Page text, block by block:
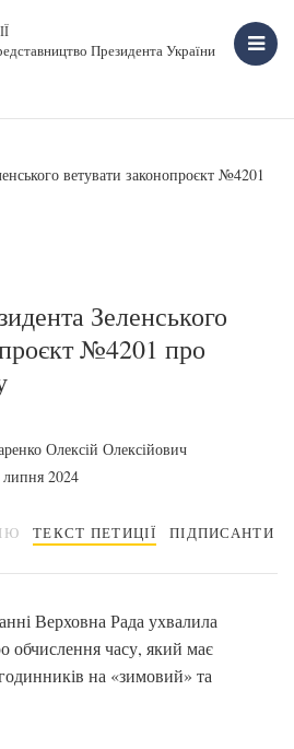
Президента України
ветувати законопроєкт №4201
Зеленського
№4201 про
Олексій Олексійович
2024
ТЕКСТ ПЕТИЦІЇ ПІДПИСАНТИ
Верховна Рада ухвалила
обчислення часу, який має
на «зимовий» та